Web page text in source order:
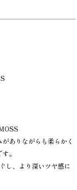
ありながらも柔らかく
。
し、より深いツヤ感に